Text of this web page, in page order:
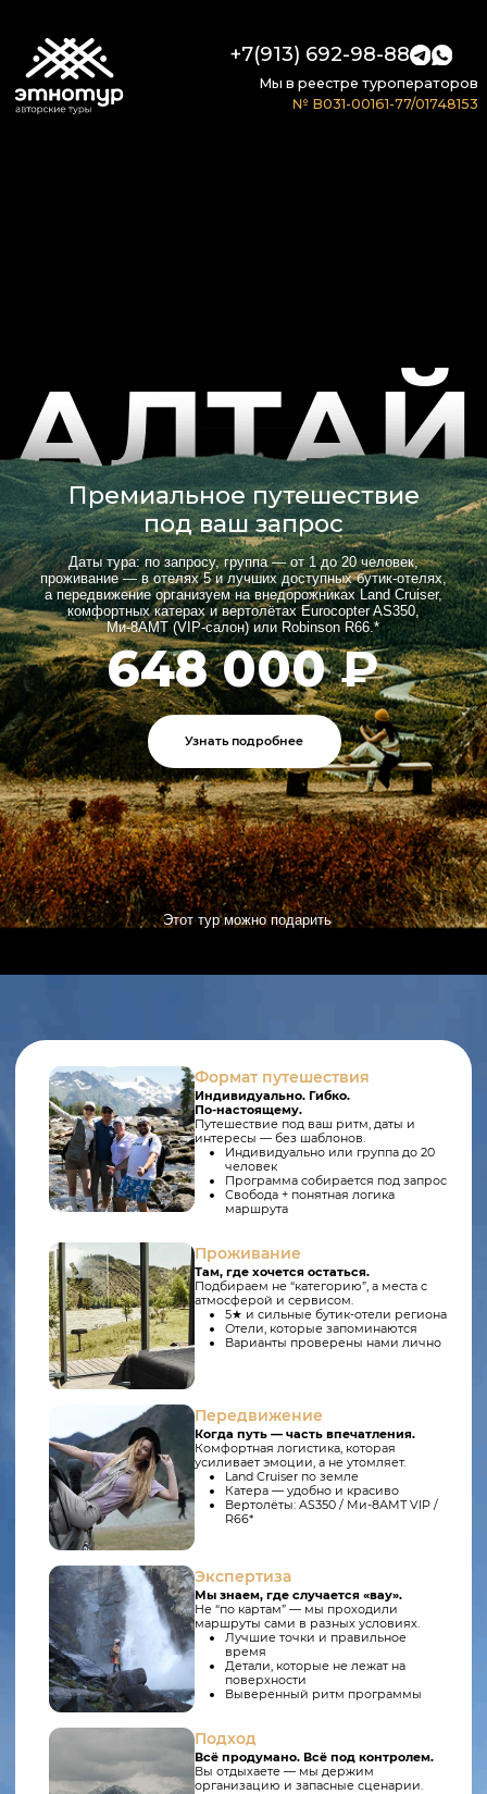
Мы в реестре туроператоров
648 000₽
Узнать подробнее
Даты тура: по запросу, группа — от 1 до 20 человек,
проживание — в отелях 5 и лучших доступных бутик-отелях,
а передвижение организуем на внедорожниках Land Cruiser,
комфортных катерах и вертолётах Eurocopter AS350,
Ми-8АМТ (VIP-салон) или Robinson R66.*
Этот тур можно подарить
Почему нас выбирают
Потому что с нами происходит
Мы создаём условия, в которых «вау»
Комфорт без лишнего внимания
Красота — неожиданно и вовремя
Уровень, вкус и надёжная команда
Подход
Всё продумано. Всё под контролем.
Вы отдыхаете — мы держим
организацию и запасные сценарии.
Логистика, тайминг, координация
План А/В на случай изменений
Спокойный и лёгкий процесс
Экспертиза
Мы знаем, где случается «вау».
Не “по картам” — мы проходили
маршруты сами в разных условиях.
Лучшие точки и правильное
время
Детали, которые не лежат на
поверхности
Выверенный ритм программы
Катера — удобно и красиво
Вертолёты: AS350 / Ми-8АМТ VIP /
R66*
Проживание
Там, где хочется остаться.
Подбираем не “категорию”, а места с
атмосферой и сервисом.
Формат путешествия
Индивидуально. Гибко.
По-настоящему.
Путешествие под ваш ритм, даты и
интересы — без шаблонов.
Индивидуально или группа до 20
человек
Программа собирается под запрос
Свобода + понятная логика
маршрута
Что ты получишь?
Представь: удивительно красивые пейзажи, каждый момент
запечатлён на фото, рядом душевная компания, с которой